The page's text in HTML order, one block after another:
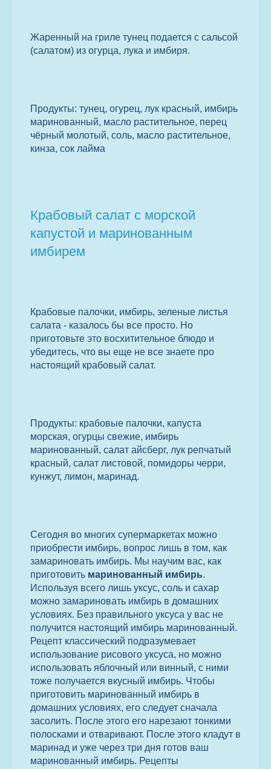
Жаренный на гриле тунец подается с сальсой
(салатом) из огурца, лука и имбиря.
Продукты: тунец, огурец, лук красный, имбирь
маринованный, масло растительное, перец
чёрный молотый, соль, масло растительное,
кинза, сок лайма
Крабовый салат с морской
капустой и маринованным
имбирем
Крабовые палочки, имбирь, зеленые листья
салата - казалось бы все просто. Но
приготовьте это восхитительное блюдо и
убедитесь, что вы еще не все знаете про
настоящий крабовый салат.
Продукты: крабовые палочки, капуста
морская, огурцы свежие, имбирь
маринованный, салат айсберг, лук репчатый
красный, салат листовой, помидоры черри,
кунжут, лимон, маринад.
Сегодня во многих супермаркетах можно
приобрести имбирь, вопрос лишь в том, как
замариновать имбирь. Мы научим вас, как
приготовить маринованный имбирь.
Используя всего лишь уксус, соль и сахар
можно замариновать имбирь в домашних
условиях. Без правильного уксуса у вас не
получится настоящий имбирь маринованный.
Рецепт классический подразумевает
использование рисового уксуса, но можно
использовать яблочный или винный, с ними
тоже получается вкусный имбирь. Чтобы
приготовить маринованный имбирь в
домашних условиях, его следует сначала
засолить. После этого его нарезают тонкими
полосками и отваривают. После этого кладут в
маринад и уже через три дня готов ваш
маринованный имбирь. Рецепты